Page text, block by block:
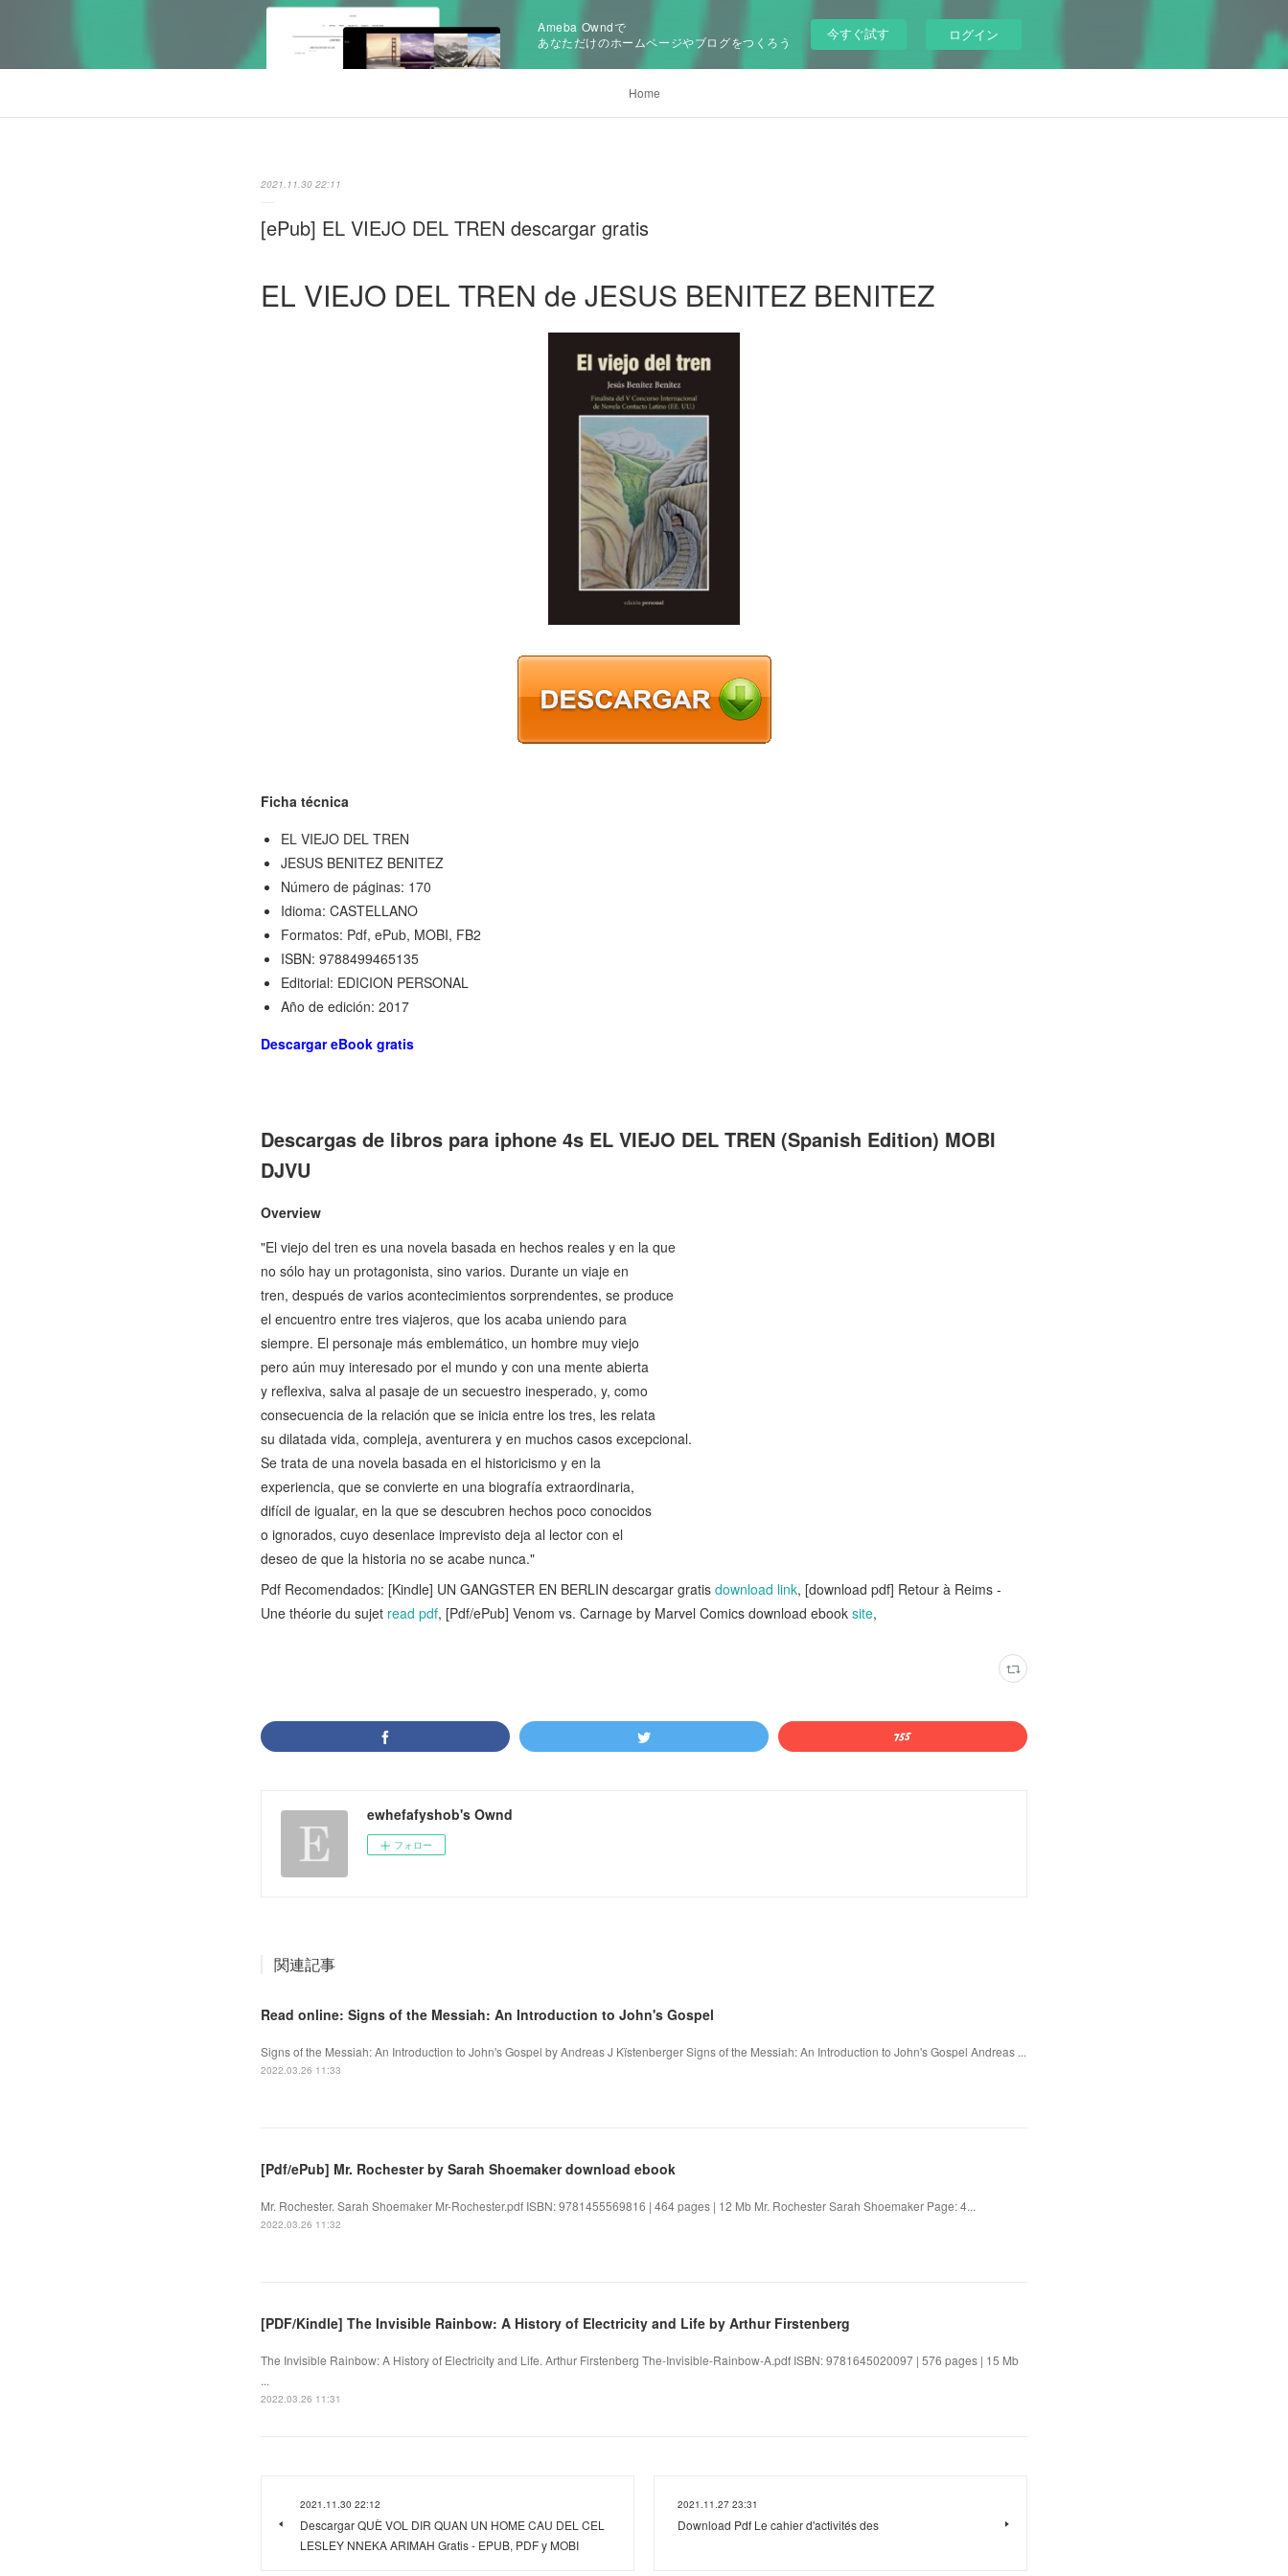
Ameba Owndで
あなただけのホームページやブログをつくろう
今すぐ試す ログイン
Home
2021.11.30 22:11
[ePub] EL VIEJO DEL TREN descargar gratis
EL VIEJO DEL TREN de JESUS BENITEZ BENITEZ
Ficha técnica
EL VIEJO DEL TREN
JESUS BENITEZ BENITEZ
Número de páginas: 170
Idioma: CASTELLANO
Formatos: Pdf, ePub, MOBI, FB2
ISBN: 9788499465135
Editorial: EDICION PERSONAL
Año de edición: 2017
Descargar eBook gratis
Descargas de libros para iphone 4s EL VIEJO DEL TREN (Spanish Edition) MOBI
DJVU
Overview
"El viejo del tren es una novela basada en hechos reales y en la que
no sólo hay un protagonista, sino varios. Durante un viaje en
tren, después de varios acontecimientos sorprendentes, se produce
el encuentro entre tres viajeros, que los acaba uniendo para
siempre. El personaje más emblemático, un hombre muy viejo
pero aún muy interesado por el mundo y con una mente abierta
y reflexiva, salva al pasaje de un secuestro inesperado, y, como
consecuencia de la relación que se inicia entre los tres, les relata
su dilatada vida, compleja, aventurera y en muchos casos excepcional.
Se trata de una novela basada en el historicismo y en la
experiencia, que se convierte en una biografía extraordinaria,
difícil de igualar, en la que se descubren hechos poco conocidos
o ignorados, cuyo desenlace imprevisto deja al lector con el
deseo de que la historia no se acabe nunca."
Pdf Recomendados: [Kindle] UN GANGSTER EN BERLIN descargar gratis download link, [download pdf] Retour à Reims -
Une théorie du sujet read pdf, [Pdf/ePub] Venom vs. Carnage by Marvel Comics download ebook site,
ewhefafyshob's Ownd
フォロー
関連記事
Read online: Signs of the Messiah: An Introduction to John's Gospel
Signs of the Messiah: An Introduction to John's Gospel by Andreas J Kïstenberger Signs of the Messiah: An Introduction to John's Gospel Andreas ...
2022.03.26 11:33
[Pdf/ePub] Mr. Rochester by Sarah Shoemaker download ebook
Mr. Rochester. Sarah Shoemaker Mr-Rochester.pdf ISBN: 9781455569816 | 464 pages | 12 Mb Mr. Rochester Sarah Shoemaker Page: 4...
2022.03.26 11:32
[PDF/Kindle] The Invisible Rainbow: A History of Electricity and Life by Arthur Firstenberg
The Invisible Rainbow: A History of Electricity and Life. Arthur Firstenberg The-Invisible-Rainbow-A.pdf ISBN: 9781645020097 | 576 pages | 15 Mb
...
2022.03.26 11:31
2021.11.30 22:12
Descargar QUÈ VOL DIR QUAN UN HOME CAU DEL CEL
LESLEY NNEKA ARIMAH Gratis - EPUB, PDF y MOBI
2021.11.27 23:31
Download Pdf Le cahier d'activités des